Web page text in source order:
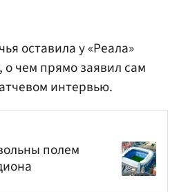
оставила у «Реала»
чем прямо заявил сам
интервью.
полем